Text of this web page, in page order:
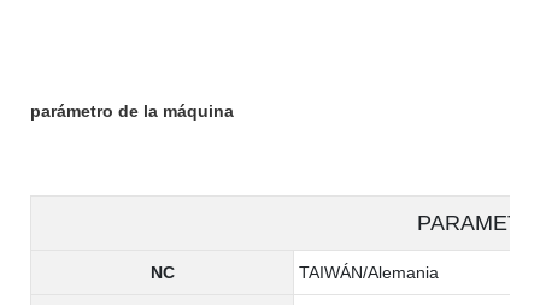
parámetro de la máquina
NC TAIWÁN/Alemania